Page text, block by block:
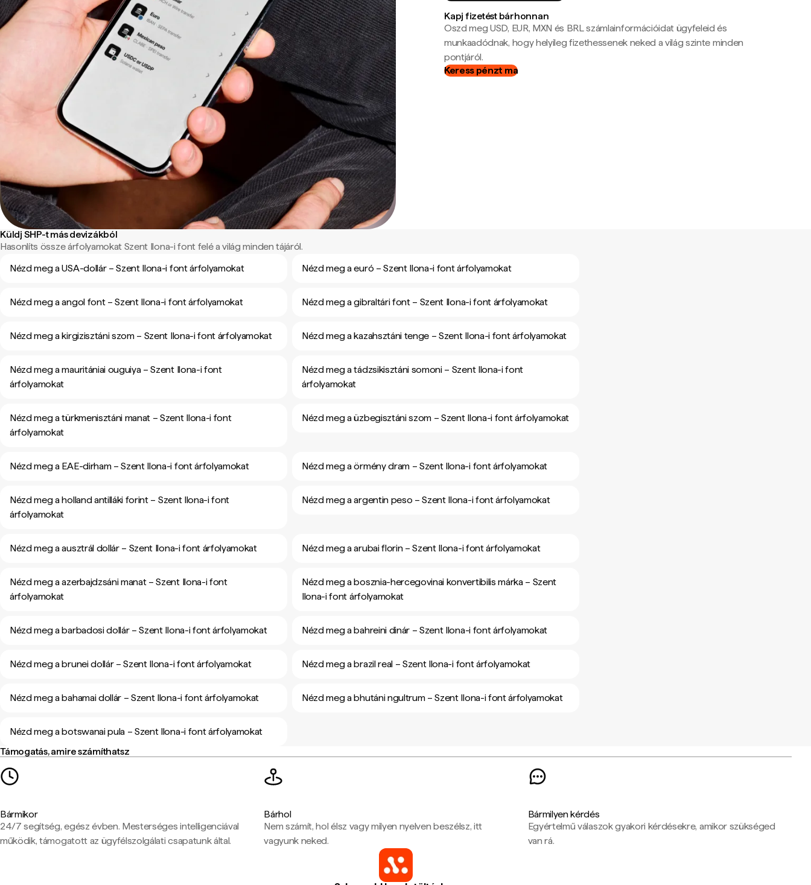
Kapj fizetést bárhonnan
Oszd meg USD, EUR, MXN és BRL számlainformációidat ügyfeleid és
munkaadódnak, hogy helyileg fizethessenek neked a világ szinte minden
pontjáról.
Keress pénzt ma
Küldj SHP-t más devizákból
Hasonlíts össze árfolyamokat Szent Ilona-i font felé a világ minden tájáról.
Nézd meg a USA-dollár – Szent Ilona-i font árfolyamokat
Nézd meg a euró – Szent Ilona-i font árfolyamokat
Nézd meg a angol font – Szent Ilona-i font árfolyamokat Nézd meg a gibraltári font – Szent Ilona-i font árfolyamokat
Nézd meg a kirgizisztáni szom – Szent Ilona-i font árfolyamokat Nézd meg a kazahsztáni tenge – Szent Ilona-i font árfolyamokat
Nézd meg a mauritániai ouguiya – Szent Ilona-i font
árfolyamokat
Nézd meg a tádzsikisztáni somoni – Szent Ilona-i font
árfolyamokat
Nézd meg a türkmenisztáni manat – Szent Ilona-i font
árfolyamokat
Nézd meg a üzbegisztáni szom – Szent Ilona-i font árfolyamokat
Nézd meg a EAE-dirham – Szent Ilona-i font árfolyamokat Nézd meg a örmény dram – Szent Ilona-i font árfolyamokat
Nézd meg a holland antilláki forint – Szent Ilona-i font
árfolyamokat
Nézd meg a argentin peso – Szent Ilona-i font árfolyamokat
Nézd meg a ausztrál dollár – Szent Ilona-i font árfolyamokat Nézd meg a arubai florin – Szent Ilona-i font árfolyamokat
Nézd meg a azerbajdzsáni manat – Szent Ilona-i font
árfolyamokat
Nézd meg a bosznia-hercegovinai konvertibilis márka – Szent
Ilona-i font árfolyamokat
Nézd meg a barbadosi dollár – Szent Ilona-i font árfolyamokat Nézd meg a bahreini dinár – Szent Ilona-i font árfolyamokat
Nézd meg a brunei dollár – Szent Ilona-i font árfolyamokat Nézd meg a brazil real – Szent Ilona-i font árfolyamokat
Nézd meg a bahamai dollár – Szent Ilona-i font árfolyamokat Nézd meg a bhutáni ngultrum – Szent Ilona-i font árfolyamokat
Nézd meg a botswanai pula – Szent Ilona-i font árfolyamokat
Támogatás, amire számíthatsz
Bármikor
24/7 segítség, egész évben. Mesterséges intelligenciával
működik, támogatott az ügyfélszolgálati csapatunk által.
Bárhol
Nem számít, hol élsz vagy milyen nyelven beszélsz, itt
vagyunk neked.
Bármilyen kérdés
Egyértelmű válaszok gyakori kérdésekre, amikor szükséged
van rá.